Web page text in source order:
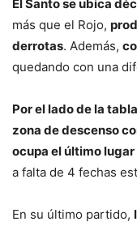
El Santo se ubica
más que el Rojo,
derrotas. Además,
quedando con una
Por el lado de la
zona de descenso
ocupa el último
a falta de 4 fechas
En su último partido,